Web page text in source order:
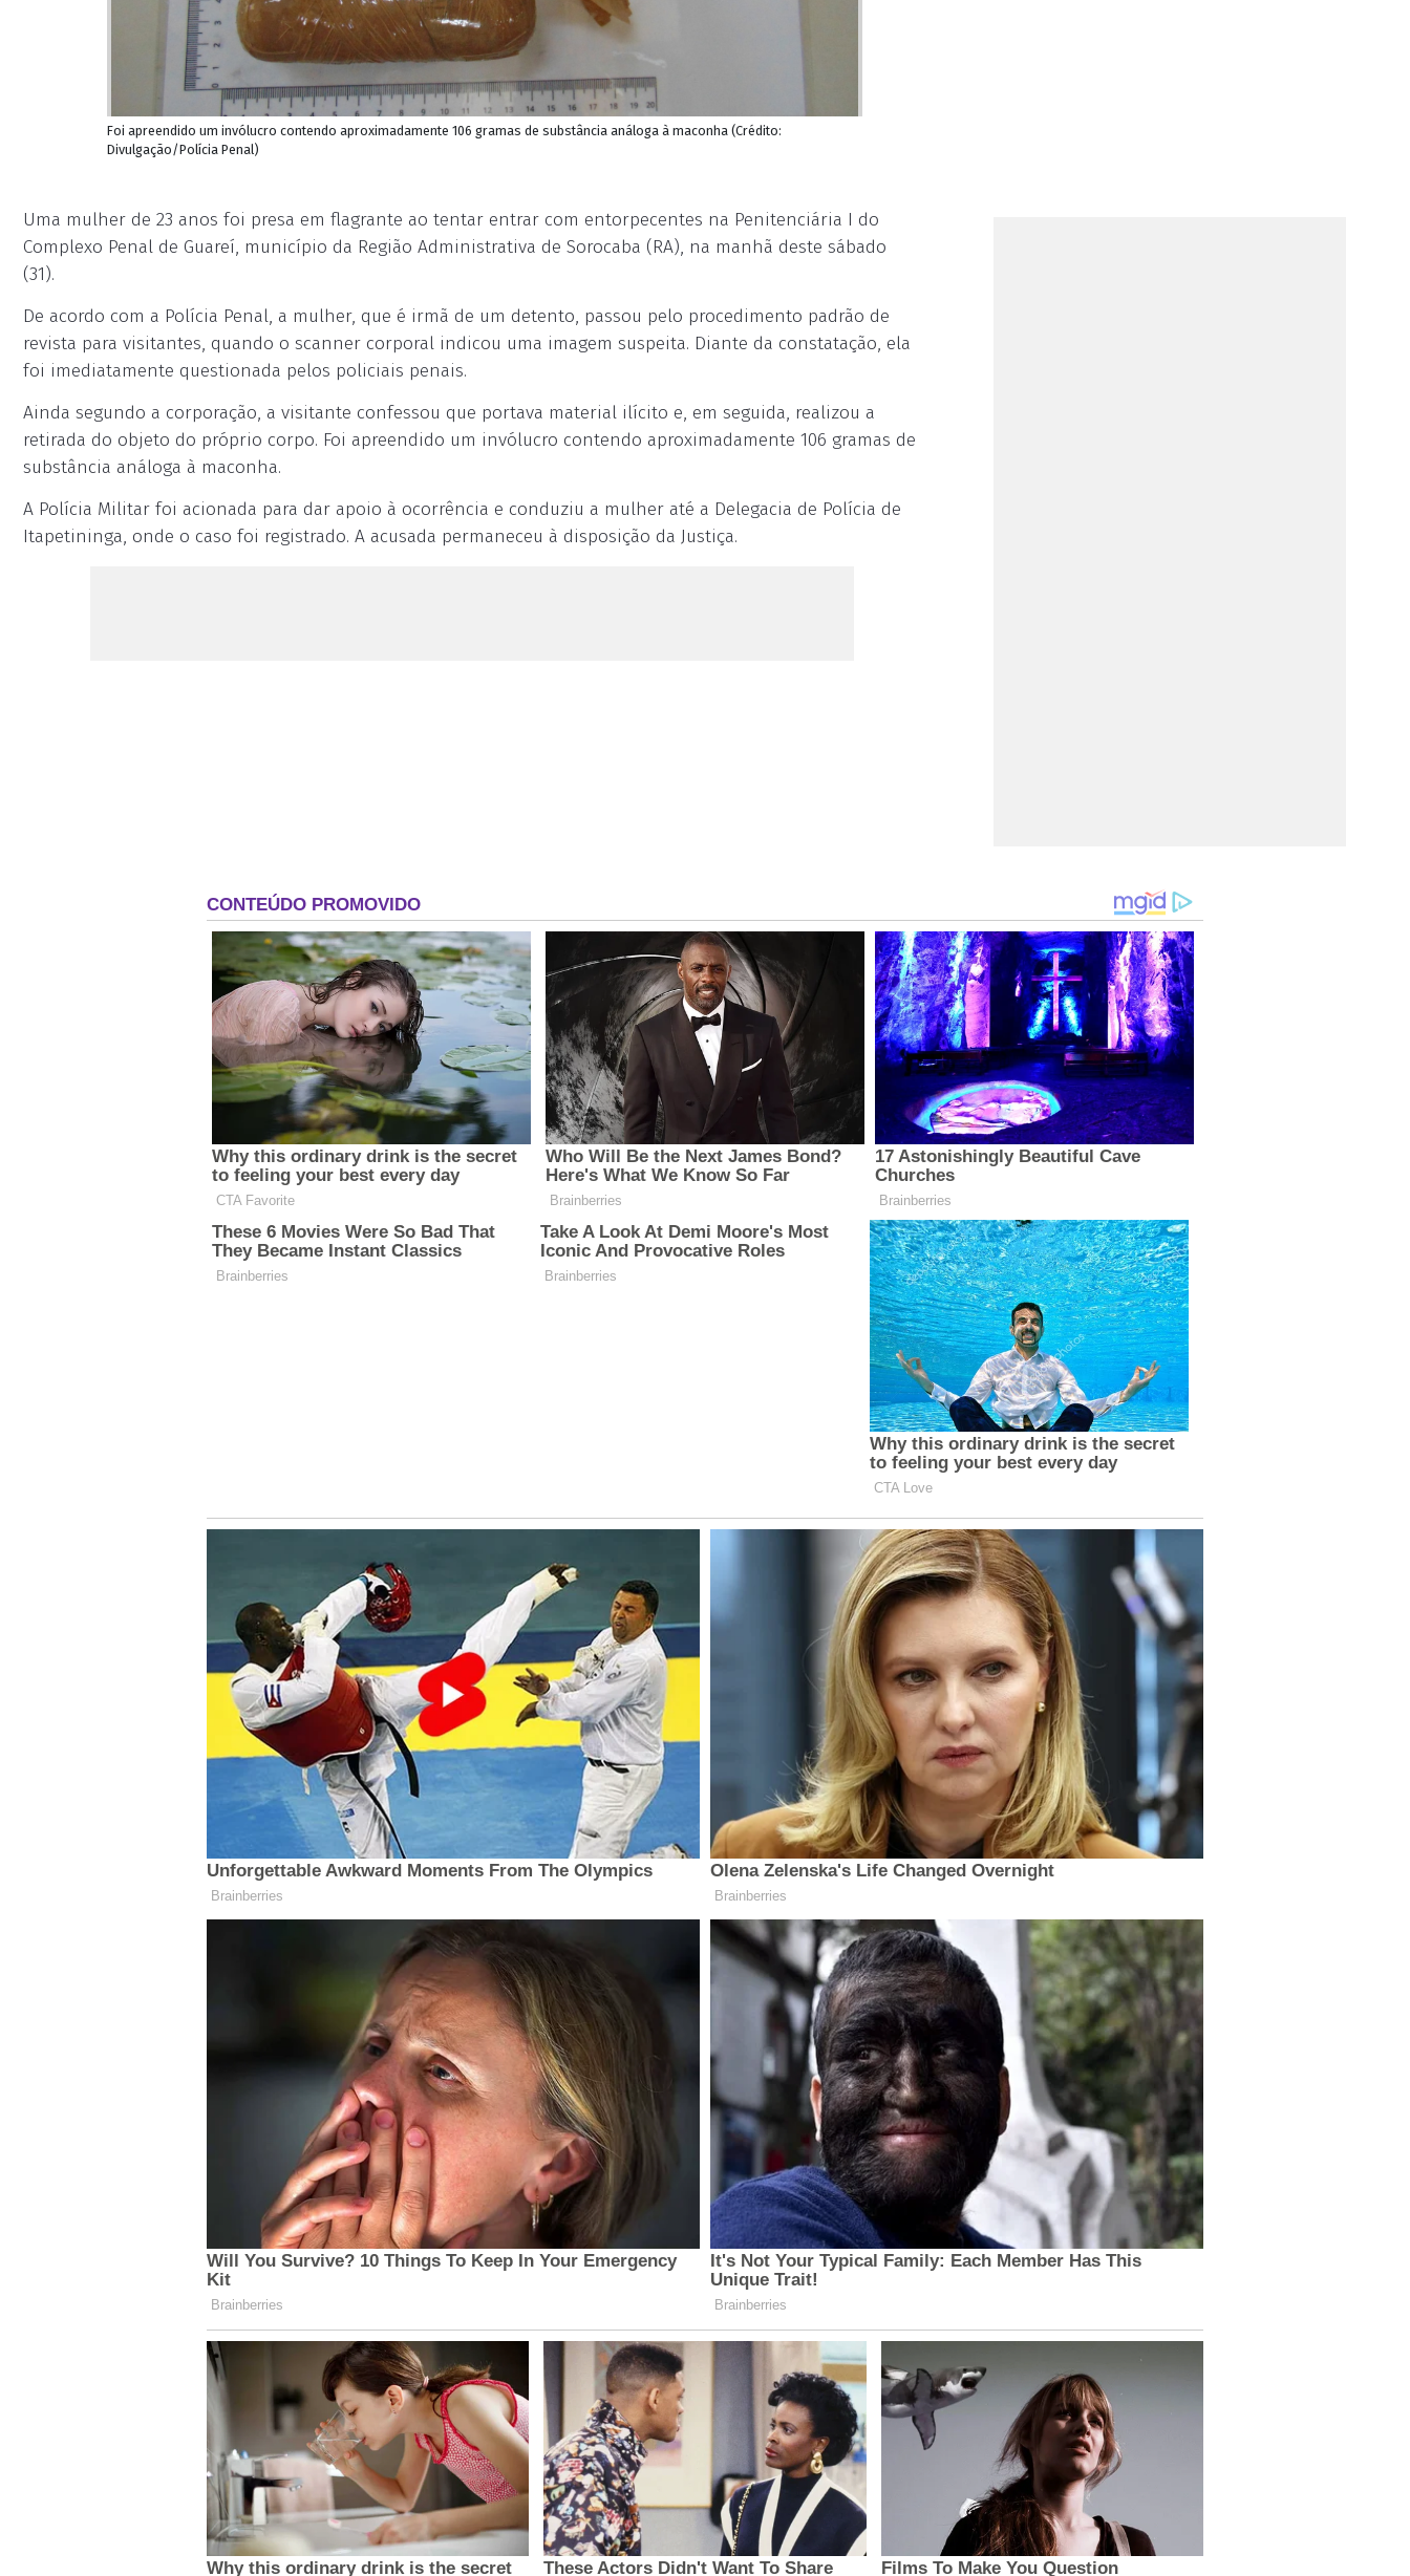
Foi apreendido um invólucro contendo aproximadamente 106 gramas de substância análoga à maconha (Crédito:
Divulgação/Polícia Penal)
Uma mulher de 23 anos foi presa em flagrante ao tentar entrar com entorpecentes na Penitenciária I do
Complexo Penal de Guareí, município da Região Administrativa de Sorocaba (RA), na manhã deste sábado
(31).
De acordo com a Polícia Penal, a mulher, que é irmã de um detento, passou pelo procedimento padrão de
revista para visitantes, quando o scanner corporal indicou uma imagem suspeita. Diante da constatação, ela
foi imediatamente questionada pelos policiais penais.
Ainda segundo a corporação, a visitante confessou que portava material ilícito e, em seguida, realizou a
retirada do objeto do próprio corpo. Foi apreendido um invólucro contendo aproximadamente 106 gramas de
substância análoga à maconha.
A Polícia Militar foi acionada para dar apoio à ocorrência e conduziu a mulher até a Delegacia de Polícia de
Itapetininga, onde o caso foi registrado. A acusada permaneceu à disposição da Justiça.